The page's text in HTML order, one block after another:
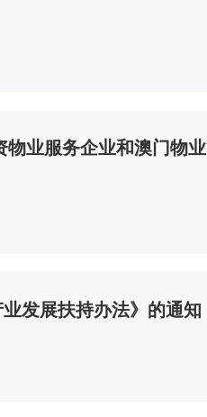
业服务企业和澳门物
发展扶持办法》的通知